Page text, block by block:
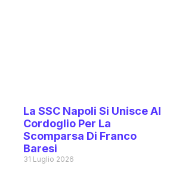
La SSC Napoli Si Unisce Al
Cordoglio Per La
Scomparsa Di Franco
Baresi
31 Luglio 2026